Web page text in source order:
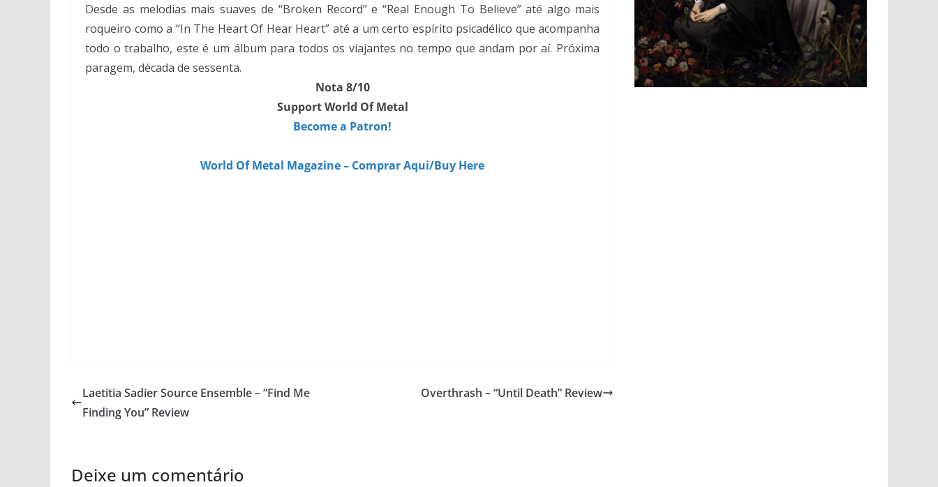
Desde as melodias mais suaves de “Broken Record” e “Real Enough To Believe” até algo mais
roqueiro como a “In The Heart Of Hear Heart” até a um certo espírito psicadélico que acompanha
todo o trabalho, este é um álbum para todos os viajantes no tempo que andam por aí. Próxima
paragem, década de sessenta.
Nota 8/10
Support World Of Metal
Become a Patron!
World Of Metal Magazine – Comprar Aqui/Buy Here
Laetitia Sadier Source Ensemble – “Find Me
Finding You” Review
Overthrash – “Until Death” Review
Deixe um comentário